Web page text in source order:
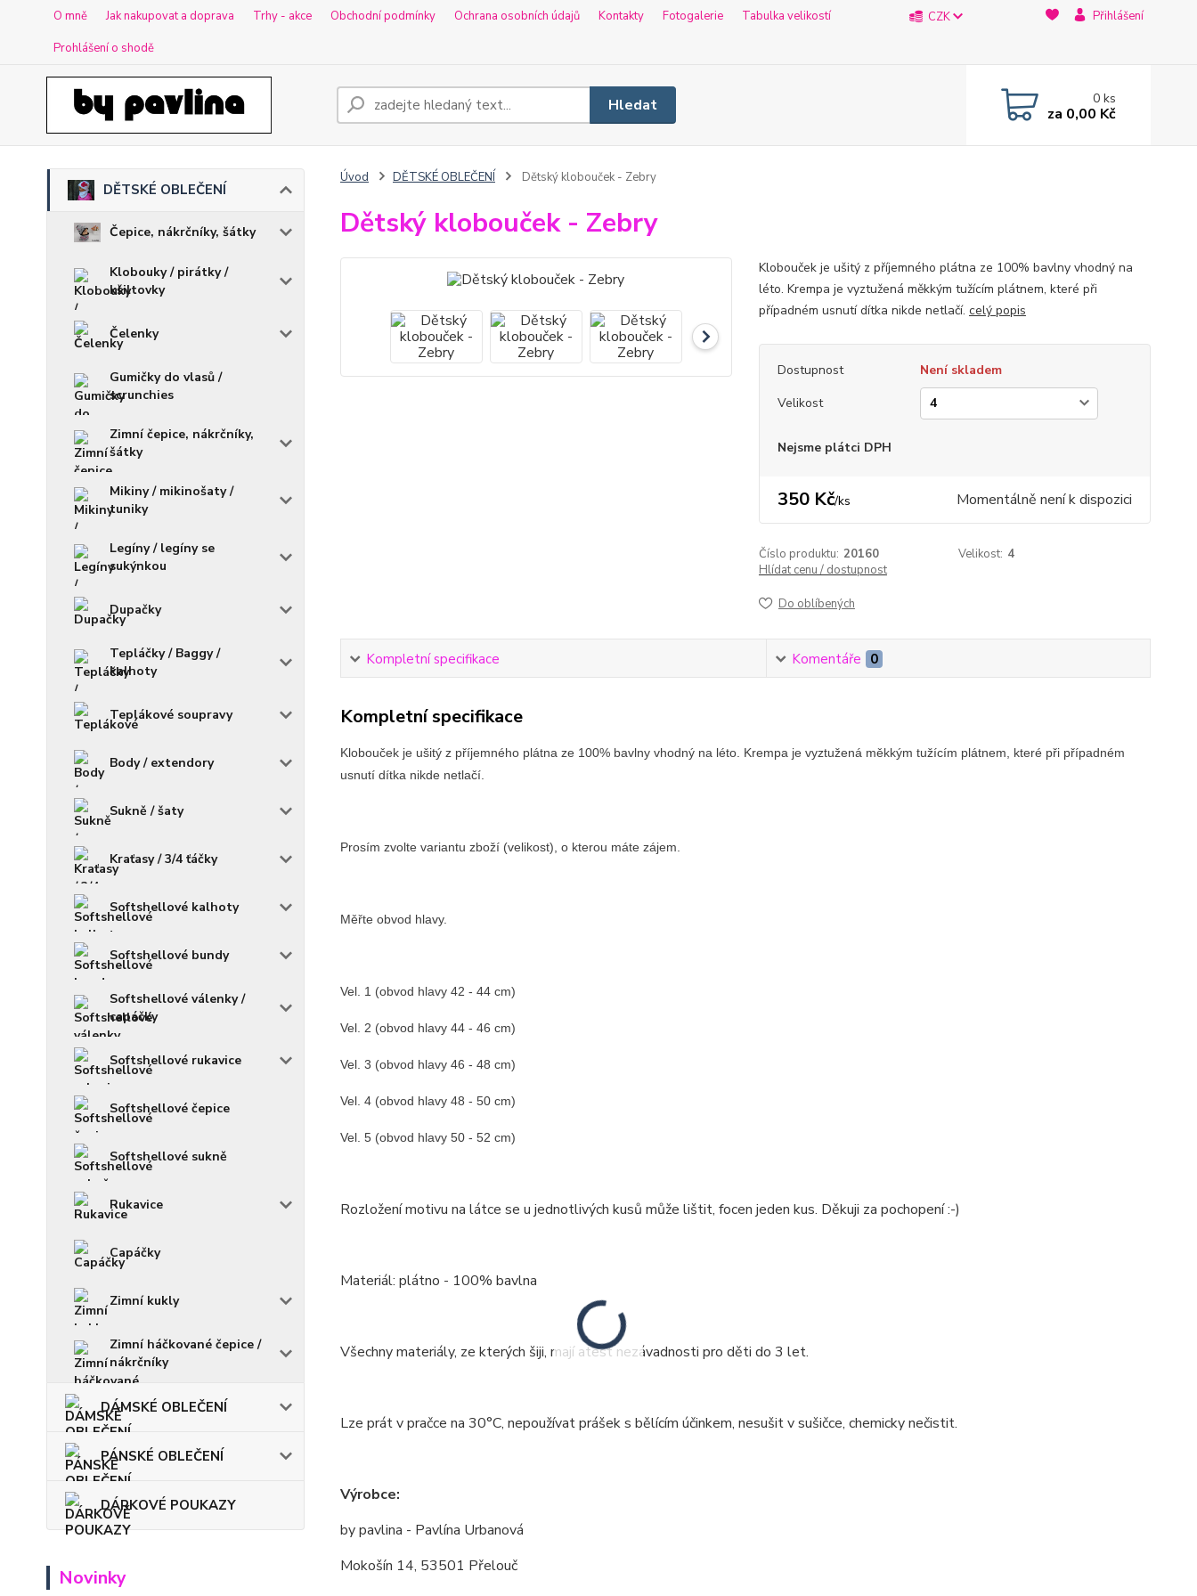
O mně Jak nakupovat a doprava Trhy - akce Obchodní podmínky Ochrana osobních údajů Kontakty Fotogalerie
Tabulka velikostí
Prohlášení o shodě
CZK Přihlášení
Hledat 0ks
za 0,00 Kč
DĚTSKÉ OBLEČENÍ
Čepice, nákrčníky, šátky
Klobouky / pirátky /
kšiltovky
Čelenky
Gumičky do vlasů /
scrunchies
Zimní čepice, nákrčníky,
šátky
Mikiny / mikinošaty /
tuniky
Legíny / legíny se
sukýnkou
Dupačky
Tepláčky / Baggy /
kalhoty
Teplákové soupravy
Body / extendory
Sukně / šaty
Kraťasy / 3/4 ťáčky
Softshellové kalhoty
Softshellové bundy
Softshellové válenky /
capáčky
Softshellové rukavice
Softshellové čepice
Softshellové sukně
Rukavice
Capáčky
Zimní kukly
Zimní háčkované čepice /
nákrčníky
DÁMSKÉ OBLEČENÍ
PÁNSKÉ OBLEČENÍ
DÁRKOVÉ POUKAZY
Novinky
Úvod DĚTSKÉ OBLEČENÍ Dětský klobouček - Zebry
Dětský klobouček - Zebry
Klobouček je ušitý z příjemného plátna ze 100% bavlny vhodný na
léto. Krempa je vyztužená měkkým tužícím plátnem, které při
případném usnutí dítka nikde netlačí. celý popis
Dostupnost
Není skladem
Velikost
Nejsme plátci DPH
350 Kč/ks Momentálně není k dispozici
Číslo produktu: 20160 Velikost: 4
Hlídat cenu / dostupnost
Do oblíbených
Kompletní specifikace Komentáře 0
Kompletní specifikace
Klobouček je ušitý z příjemného plátna ze 100% bavlny vhodný na léto. Krempa je vyztužená měkkým tužícím plátnem, které při případném
usnutí dítka nikde netlačí.
Prosím zvolte variantu zboží (velikost), o kterou máte zájem.
Měřte obvod hlavy.
Vel. 1 (obvod hlavy 42 - 44 cm)
Vel. 2 (obvod hlavy 44 - 46 cm)
Vel. 3 (obvod hlavy 46 - 48 cm)
Vel. 4 (obvod hlavy 48 - 50 cm)
Vel. 5 (obvod hlavy 50 - 52 cm)
Rozložení motivu na látce se u jednotlivých kusů může lištit, focen jeden kus. Děkuji za pochopení :-)
Materiál: plátno - 100% bavlna
Všechny materiály, ze kterých šiji, mají atest nezávadnosti pro děti do 3 let.
Lze prát v pračce na 30°C, nepoužívat prášek s bělícím účinkem, nesušit v sušičce, chemicky nečistit.
Výrobce:
by pavlina - Pavlína Urbanová
Mokošín 14, 53501 Přelouč